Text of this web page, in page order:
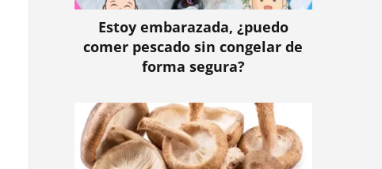
Estoy embarazada, ¿puedo
comer pescado sin congelar de
forma segura?